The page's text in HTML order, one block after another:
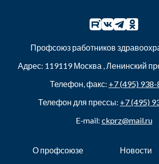
Профсоюз работников
Адрес: 119119Москва ,Ленинский
Телефон, факс: +7 (495)
Телефон для прессы: +7 (495)
E-mail: ckprz@mail.ru
О профсоюзе Новости